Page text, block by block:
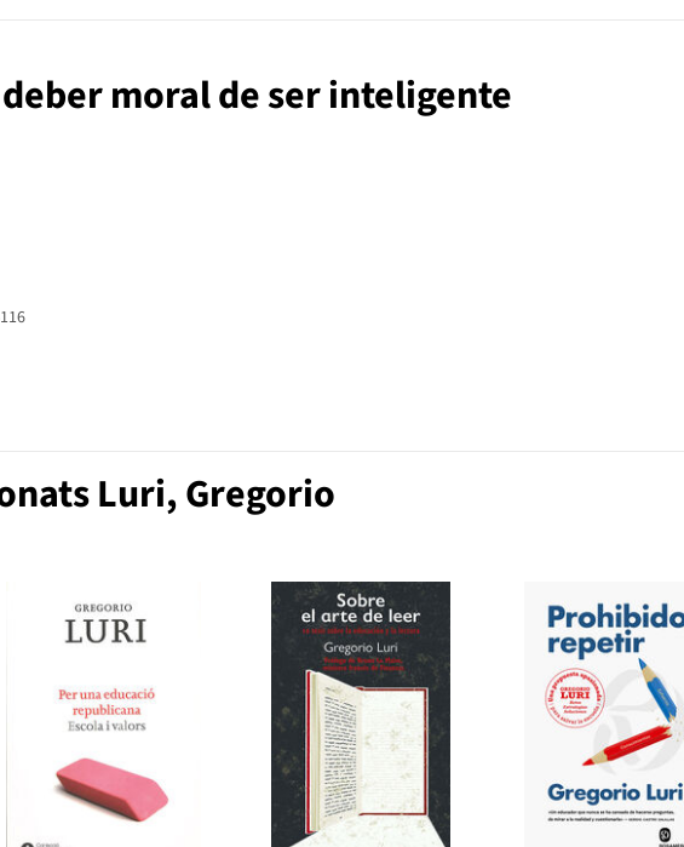
moral de ser inteligente
Luri, Gregorio